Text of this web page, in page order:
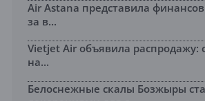
Air Astana представила
за в...
Vietjet Air объявила распродажу:
на...
Белоснежные скалы Бозжыры